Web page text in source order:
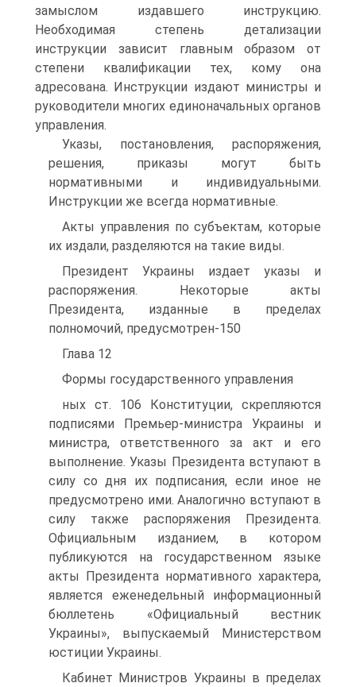
замыслом издавшего инструкцию.
Необходимая степень детализации
инструкции зависит главным образом от
степени квалификации тех, кому она
адресована. Инструкции издают министры и
руководители многих единоначальных органов
управления.
Указы, постановления, распоряжения,
решения, приказы могут быть
нормативными и индивидуальными.
Инструкции же всегда нормативные.
Акты управления по субъектам, которые
их издали, разделяются на такие виды.
Президент Украины издает указы и
распоряжения. Некоторые акты
Президента, изданные в пределах
полномочий, предусмотрен-150
Глава 12
Формы государственного управления
ных ст. 106 Конституции, скрепляются
подписями Премьер-министра Украины и
министра, ответственного за акт и его
выполнение. Указы Президента вступают в
силу со дня их подписания, если иное не
предусмотрено ими. Аналогично вступают в
силу также распоряжения Президента.
Официальным изданием, в котором
публикуются на государственном языке
акты Президента нормативного характера,
является еженедельный информационный
бюллетень «Официальный вестник
Украины», выпускаемый Министерством
юстиции Украины.
Кабинет Министров Украины в пределах